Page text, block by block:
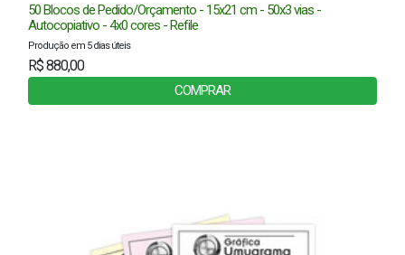
50 Blocos de Pedido/Orçamento - 15x21 cm - 50x3 vias -
Autocopiativo - 4x0 cores - Refile
Produção em 5 dias úteis
R$ 880,00
COMPRAR